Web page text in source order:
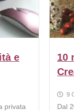
e
privata
10
9
Dal